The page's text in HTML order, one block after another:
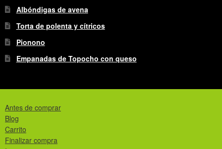
Albóndigas de avena
Torta de polenta y cítricos
Pionono
Empanadas de Topocho con queso
Antes de comprar
Blog
Carrito
Finalizar compra